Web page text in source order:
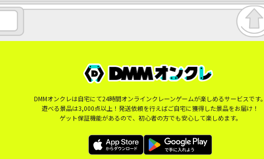
DMMオンクレは自宅にて24時間オンラインクレーンゲームが楽しめるサービスです
遊べる景品は3,000点以上！発送依頼を行えばご自宅に獲得した景品をお届け！
ゲット保証機能があるので、初心者の方でも安心して楽しめます。